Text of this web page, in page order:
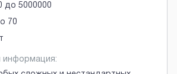
до 5000000
70
информация: